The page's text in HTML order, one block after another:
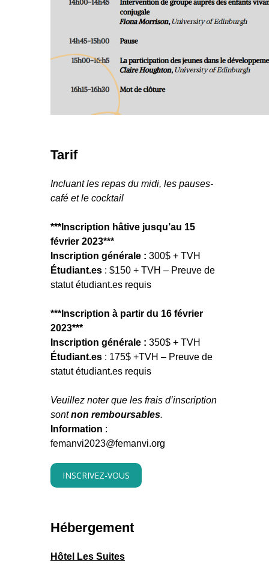
Tarif
Incluant les repas du midi, les pauses-
café et le cocktail
***Inscription hâtive jusqu’au 15
février 2023***
Inscription générale : 300$ + TVH
Étudiant.es : $150 + TVH – Preuve de
statut étudiant.es requis
***Inscription à partir du 16 février
2023***
Inscription générale : 350$ + TVH
Étudiant.es : 175$ +TVH – Preuve de
statut étudiant.es requis
Veuillez noter que les frais d’inscription
sontnon remboursables.
Information :
femanvi2023@femanvi.org
INSCRIVEZ-VOUS
Hébergement
Hôtel Les Suites